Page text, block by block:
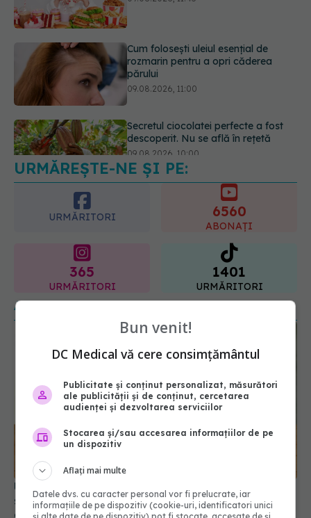
Secretul ciocolatei perfecte a fost
descoperit. Nu se află în rețetă
09.08.2026, 10:00
Caz șocant la Cluj. Echipaj de
ambulanță atacat în timpul unei
misiuni în Cluj. Șoferul a ajuns la
operație.
09.08.2026, 12:55
URMĂREȘTE-NE ȘI PE:
URMĂRITORI
365 1401
URMĂRITORI
ARTICOLE SIMILARE
Un studiu demontează postul intermitent: nu pare
să aibă efect pentru cine vrea să piardă din
greutate
17 feb 2026, 16:19
Bun venit!
DC Medical vă cere consimțământul
Publicitate și conținut personalizat, măsurători
ale publicității și de conținut, cercetarea
audienței și dezvoltarea serviciilor
Stocarea și/sau accesarea informațiilor de pe
un dispozitiv
Aflați mai multe
Datele dvs. cu caracter personal vor fi prelucrate, iar
informațiile de pe dispozitiv (cookie-uri, identificatori unici